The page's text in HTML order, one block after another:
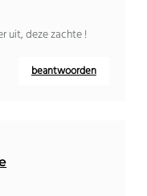
uit, deze zachte !
beantwoorden